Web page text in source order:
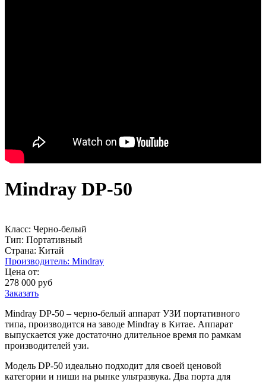
Mindray DP-50
Класс: Черно-белый
Тип: Портативный
Страна: Китай
Производитель: Mindray
Цена от:
278 000 руб
Заказать
Mindray DP-50 – черно-белый аппарат УЗИ портативного
типа, производится на заводе Mindray в Китае. Аппарат
выпускается уже достаточно длительное время по рамкам
производителей узи.
Модель DP-50 идеально подходит для своей ценовой
категории и ниши на рынке ультразвука. Два порта для